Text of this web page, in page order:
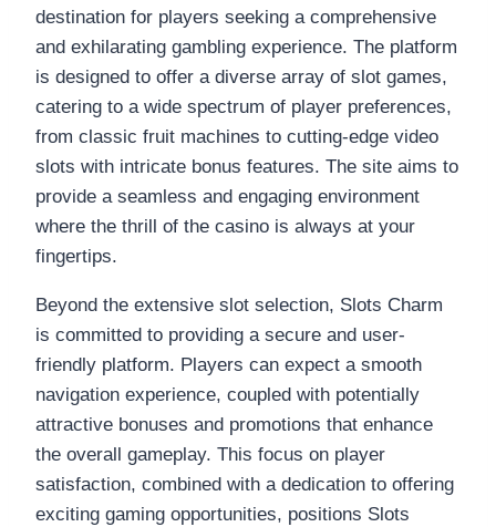
destination for players seeking a comprehensive
and exhilarating gambling experience. The platform
is designed to offer a diverse array of slot games,
catering to a wide spectrum of player preferences,
from classic fruit machines to cutting-edge video
slots with intricate bonus features. The site aims to
provide a seamless and engaging environment
where the thrill of the casino is always at your
fingertips.
Beyond the extensive slot selection, Slots Charm
is committed to providing a secure and user-
friendly platform. Players can expect a smooth
navigation experience, coupled with potentially
attractive bonuses and promotions that enhance
the overall gameplay. This focus on player
satisfaction, combined with a dedication to offering
exciting gaming opportunities, positions Slots